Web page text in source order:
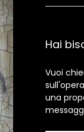
Hai
Vuoi
una